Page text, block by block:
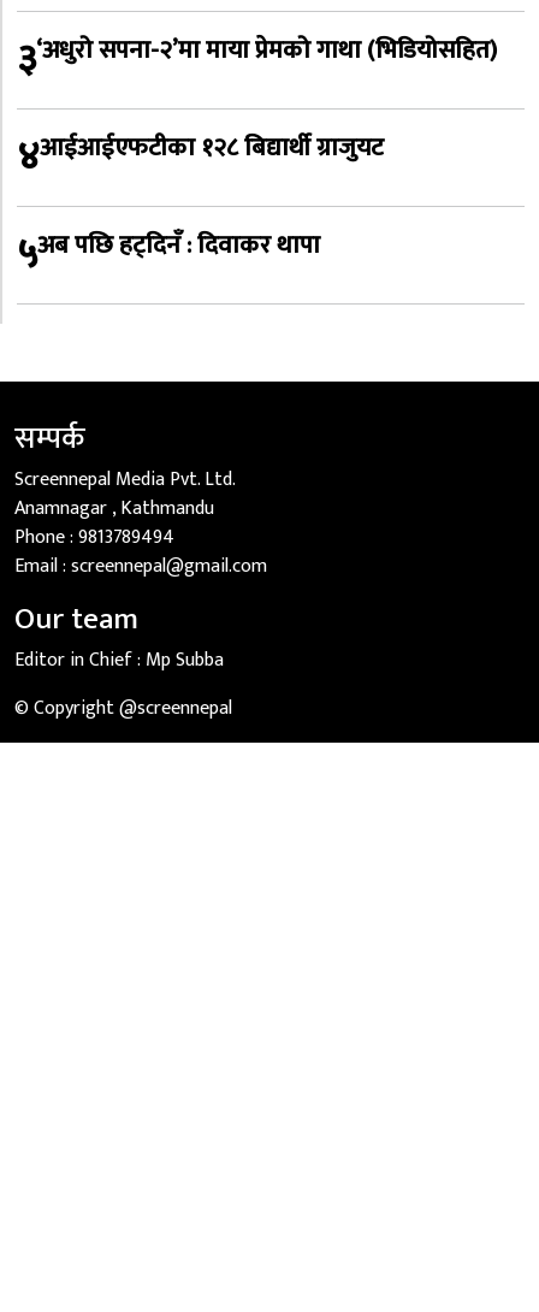
३‘अधुरो सपना-२’मा माया प्रेमको गाथा (भिडियोसहित)
४आईआईएफटीका १२८ बिद्यार्थी ग्राजुयट
५अब पछि हट्दिनँ : दिवाकर थापा
सम्पर्क
Screennepal Media Pvt. Ltd.
Anamnagar , Kathmandu
Phone :9813789494
Email :screennepal@gmail.com
Our team
Editor in Chief : Mp Subba
© Copyright @screennepal